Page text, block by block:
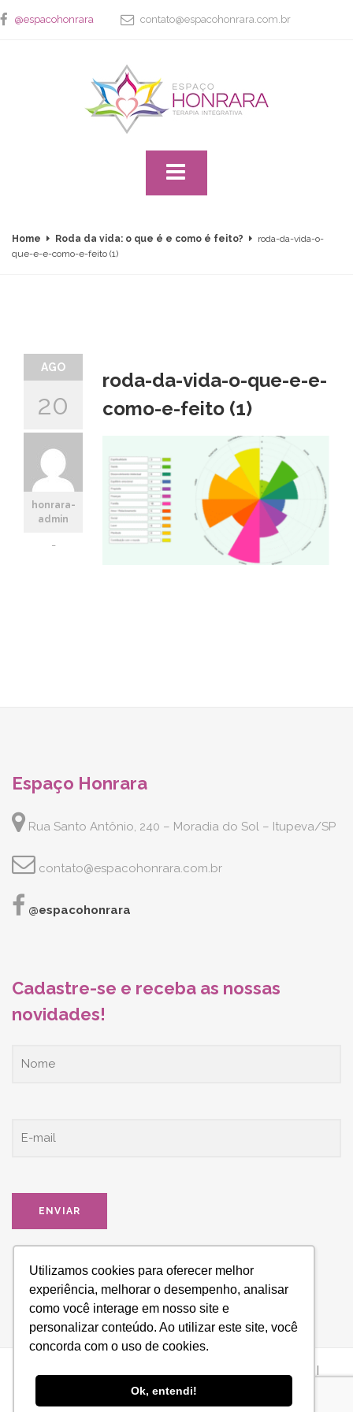
Utilizamos cookies para oferecer melhor
experiência, melhorar o desempenho, analisar
como você interage em nosso site e
personalizar conteúdo. Ao utilizar este site, você
concorda com o uso de cookies.
Ok, entendi!
@espacohonrara contato@espacohonrara.com.br
Home Roda da vida: o que é e como é feito?
roda-da-vida-o-
que-e-e-como-e-feito (1)
AGO
20
honrara-
admin
-
roda-da-vida-o-que-e-e-
como-e-feito (1)
Espaço Honrara
Rua Santo Antônio, 240 – Moradia do Sol – Itupeva/SP
contato@espacohonrara.com.br
@espacohonrara
Cadastre-se e receba as nossas
novidades!
ESPAÇO HONRARA - Todos os direitos reservados © 2021 |
Desenvolvido porWeb Bizz Marketing Online